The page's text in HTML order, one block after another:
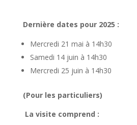
Dernière dates pour 2025 :
Mercredi 21 mai à 14h30
Samedi 14 juin à 14h30
Mercredi 25 juin à 14h30
(Pour les particuliers)
La visite comprend :